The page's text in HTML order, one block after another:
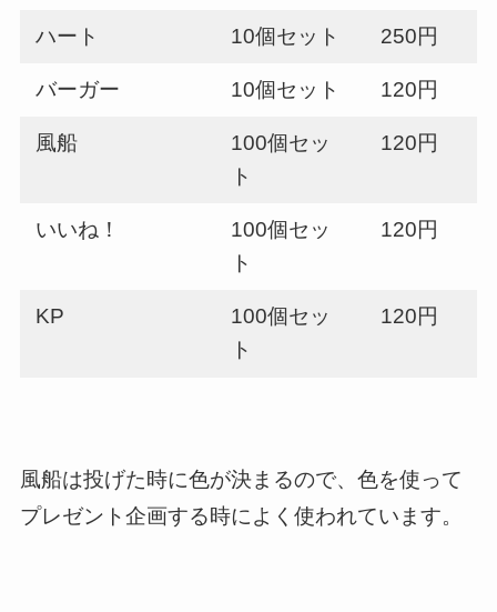
ハート 10個セット 250円
バーガー 10個セット 120円
風船
100個セッ
ト
120円
いいね！
100個セッ
ト
120円
KP
100個セッ
ト
120円
風船は投げた時に色が決まるので、色を使って
プレゼント企画する時によく使われています。